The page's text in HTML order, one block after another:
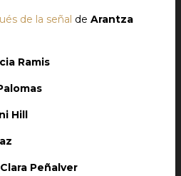
de la señal de Arantza
Ramis
Hill
Clara Peñalver